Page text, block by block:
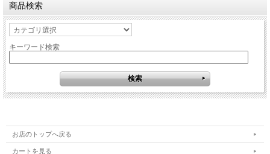
商品検索
キーワード検索
お店のトップへ戻る
カートを見る